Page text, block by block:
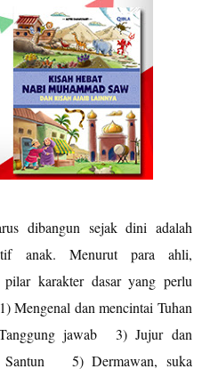
dibangun sejak dini adalah
anak. Menurut para ahli,
karakter dasar yang perlu
Mengenal dan mencintai Tuhan
jawab
3) Jujur dan
5) Dermawan, suka